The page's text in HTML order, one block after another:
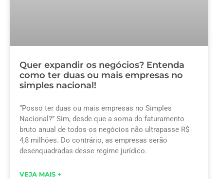
Quer expandir os negócios? Entenda
como ter duas ou mais empresas no
simples nacional!
“Posso ter duas ou mais empresas no Simples
Nacional?” Sim, desde que a soma do faturamento
bruto anual de todos os negócios não ultrapasse R$
4,8 milhões. Do contrário, as empresas serão
desenquadradas desse regime jurídico.
VEJA MAIS +